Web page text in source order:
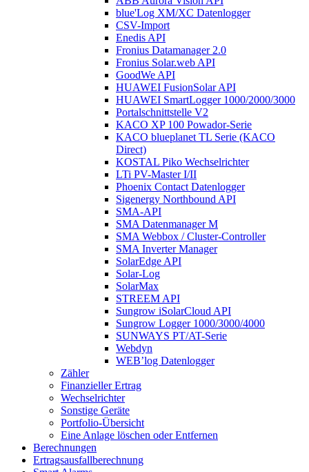
blue'Log XM/XC Datenlogger
CSV-Import
Enedis API
Fronius Datamanager 2.0
Fronius Solar.web API
GoodWe API
HUAWEI FusionSolar API
HUAWEI SmartLogger 1000/2000/3000
Portalschnittstelle V2
KACO XP 100 Powador-Serie
KACO blueplanet TL Serie (KACO
Direct)
KOSTAL Piko Wechselrichter
LTi PV-Master I/II
Phoenix Contact Datenlogger
Sigenergy Northbound API
SMA-API
SMA Datenmanager M
SMA Webbox / Cluster-Controller
SMA Inverter Manager
SolarEdge API
Solar-Log
SolarMax
STREEM API
Sungrow iSolarCloud API
Sungrow Logger 1000/3000/4000
SUNWAYS PT/AT-Serie
Webdyn
WEB’log Datenlogger
Zähler
Finanzieller Ertrag
Wechselrichter
Sonstige Geräte
Portfolio-Übersicht
Eine Anlage löschen oder Entfernen
Berechnungen
Ertragsausfallberechnung